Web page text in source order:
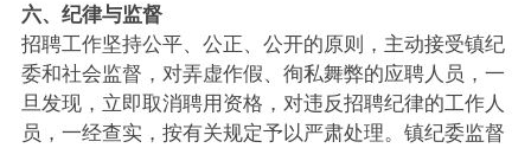
六、纪律与监督
招聘工作坚持公平、公正、公开的原则，主动接受镇纪
委和社会监督，对弄虚作假、徇私舞弊的应聘人员，一
旦发现，立即取消聘用资格，对违反招聘纪律的工作人
员，一经查实，按有关规定予以严肃处理。镇纪委监督